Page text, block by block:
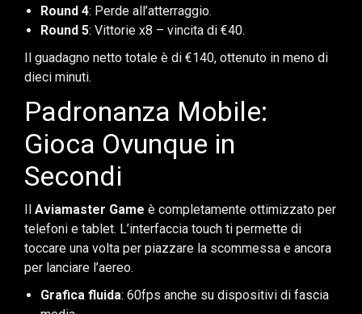
Round 4: Perde all’atterraggio.
Round 5: Vittorie x8 – vincita di €40.
Il guadagno netto totale è di €140, ottenuto in meno di
dieci minuti.
Padronanza Mobile:
Gioca Ovunque in
Secondi
Il Aviamaster Game è completamente ottimizzato per
telefoni e tablet. L’interfaccia touch ti permette di
toccare una volta per piazzare la scommessa e ancora
per lanciare l’aereo.
Grafica fluida: 60fps anche su dispositivi di fascia